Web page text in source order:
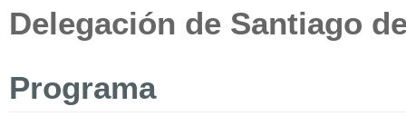
Delegación de Santiago
Programa